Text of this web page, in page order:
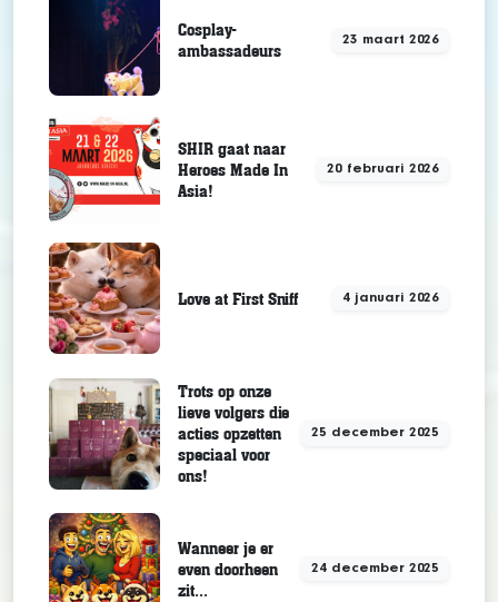
Cosplay-
ambassadeurs
23 maart 2026
SHIR gaat naar
Heroes Made In
Asia!
20 februari 2026
Love at First Sniff 4 januari 2026
Trots op onze
lieve volgers die
acties opzetten
speciaal voor
ons!
25 december 2025
Wanneer je er
even doorheen
zit...
24 december 2025